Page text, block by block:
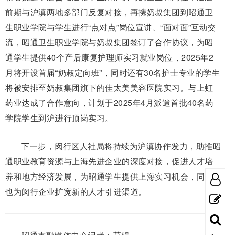
前期与沪滇两地多部门反复对接，再携奶叔集团到昭通卫
生职业学院与学生进行“点对点”岗位宣讲、“面对面”互动交
流，昭通卫生职业学院与奶叔集团签订了合作协议，为昭
通学生提供40个产后康复护理师实习就业岗位，2025年2
月将开设首届“奶叔定向班”，同时还有30名护士专业的学生
将被安排至奶叔集团旗下的佳太美美容医院实习。与上虹
药业达成了合作意向，计划于2025年4月派遣首批40名药
学院学生到沪进行顶岗实习。
下一步，闵行区人社局将持续为沪滇协作发力，助推昭
通职业教育资源与上海先进企业的深度对接，促进人才培
养和地方经济发展，为昭通学生提供上海实习机会，同时
也为闵行企业扩宽新的人才引进渠道。